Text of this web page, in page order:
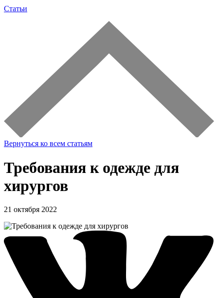
Статьи
Вернуться ко всем статьям
Требования к одежде для
хирургов
21 октября 2022